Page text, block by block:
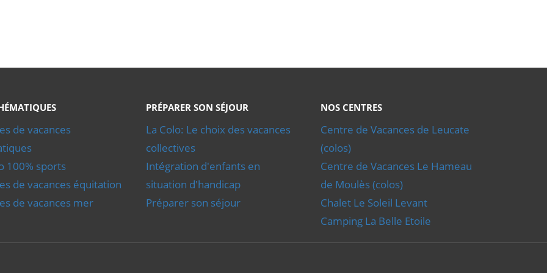
de vacances
100% sports
de vacances équitation
de vacances mer
PRÉPARER SON SÉJOUR
La Colo: Le choix des vacances
collectives
Intégration d'enfants en
situation d'handicap
Préparer son séjour
NOS CENTRES
Centre de Vacances de Leucate
(colos)
Centre de Vacances Le Hameau
de Moulès (colos)
Chalet Le Soleil Levant
Camping La Belle Etoile